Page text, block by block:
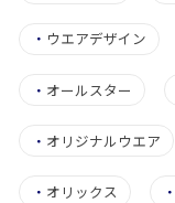
・ ウエアデザイン
・ オールスター
・ オリジナルウエア
・ オリックス ・